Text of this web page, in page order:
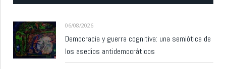
06/08/2026
Democracia y guerra cognitiva: una semiótica de
los asedios antidemocráticos